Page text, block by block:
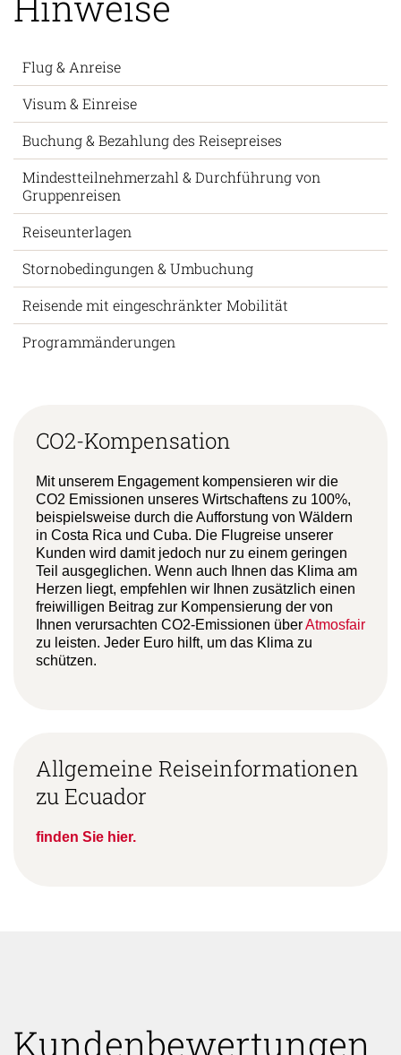
FAQs & Allgemeine
Hinweise
Flug & Anreise
Visum & Einreise
Buchung & Bezahlung des Reisepreises
Mindestteilnehmerzahl & Durchführung von
Gruppenreisen
Reiseunterlagen
Stornobedingungen & Umbuchung
CO2-Kompensation
Mit unserem Engagement kompensieren wir die
CO2 Emissionen unseres Wirtschaftens zu 100%,
beispielsweise durch die Aufforstung von Wäldern
in Costa Rica und Cuba. Die Flugreise unserer
Kunden wird damit jedoch nur zu einem geringen
Teil ausgeglichen. Wenn auch Ihnen das Klima am
Herzen liegt, empfehlen wir Ihnen zusätzlich einen
Allgemeine Reiseinformationen